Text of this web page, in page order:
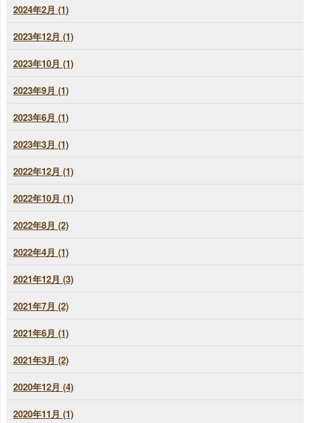
2024年2月 (1)
2023年12月 (1)
2023年10月 (1)
2023年9月 (1)
2023年6月 (1)
2023年3月 (1)
2022年12月 (1)
2022年10月 (1)
2022年8月 (2)
2022年4月 (1)
2021年12月 (3)
2021年7月 (2)
2021年6月 (1)
2021年3月 (2)
2020年12月 (4)
2020年11月 (1)